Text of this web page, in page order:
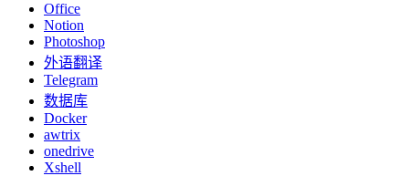
Office
Notion
Photoshop
外语翻译
Telegram
数据库
Docker
awtrix
onedrive
Xshell